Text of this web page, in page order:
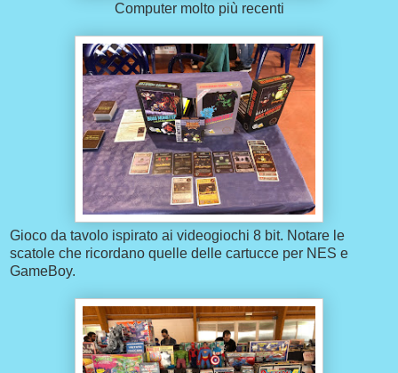
Computer molto più recenti
Gioco da tavolo ispirato ai videogiochi 8 bit. Notare le
scatole che ricordano quelle delle cartucce per NES e
GameBoy.